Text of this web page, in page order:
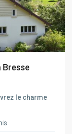
Bresse
le charme